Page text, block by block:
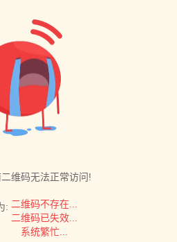
维码无法正常访问!
: 二维码不存在...
二维码已失效...
系统繁忙...